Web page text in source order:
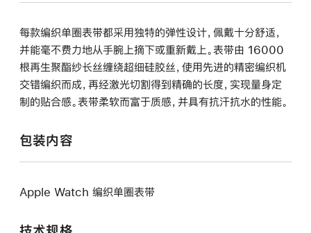
每款编织单圈表带都采用独特的弹性设计，佩戴十分舒适，
并能毫不费力地从手腕上摘下或重新戴上。表带由 16000
根再生聚酯纱长丝缠绕超细硅胶丝，使用先进的精密编织机
交错编织而成，再经激光切割得到精确的长度，实现量身定
制的贴合感。表带柔软而富于质感，并具有抗汗抗水的性能。
包装内容
Apple Watch 编织单圈表带